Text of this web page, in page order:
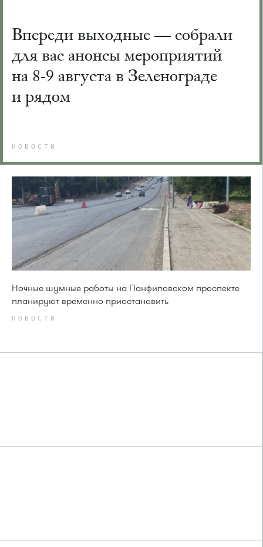
Впереди выходные — собрали
для вас анонсы мероприятий
на 8-9 августа в Зеленограде
и рядом
НОВОСТИ
Ночные шумные работы на Панфиловском проспекте
планируют временно приостановить
НОВОСТИ